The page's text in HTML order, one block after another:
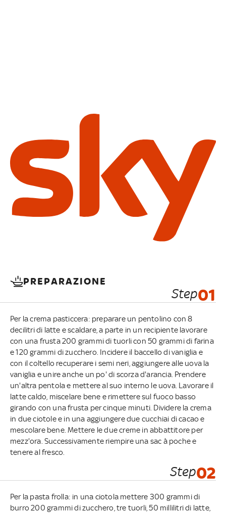
PREPARAZIONE
Step01
Per la crema pasticcera: preparare un pentolino con 8
decilitri di latte e scaldare, a parte in un recipiente lavorare
con una frusta 200 grammi di tuorli con 50 grammi di farina
e 120 grammi di zucchero. Incidere il baccello di vaniglia e
con il coltello recuperare i semi neri, aggiungere alle uova la
vaniglia e unire anche un po' di scorza d'arancia. Prendere
un'altra pentola e mettere al suo interno le uova. Lavorare il
latte caldo, miscelare bene e rimettere sul fuoco basso
girando con una frusta per cinque minuti. Dividere la crema
in due ciotole e in una aggiungere due cucchiai di cacao e
mescolare bene. Mettere le due creme in abbattitore per
mezz'ora. Successivamente riempire una sac à poche e
tenere al fresco.
Step02
Per la pasta frolla: in una ciotola mettere 300 grammi di
burro 200 grammi di zucchero, tre tuorli, 50 millilitri di latte,